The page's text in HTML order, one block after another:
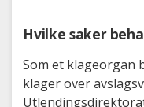
Hvilke saker
Som et klageorgan
klager over